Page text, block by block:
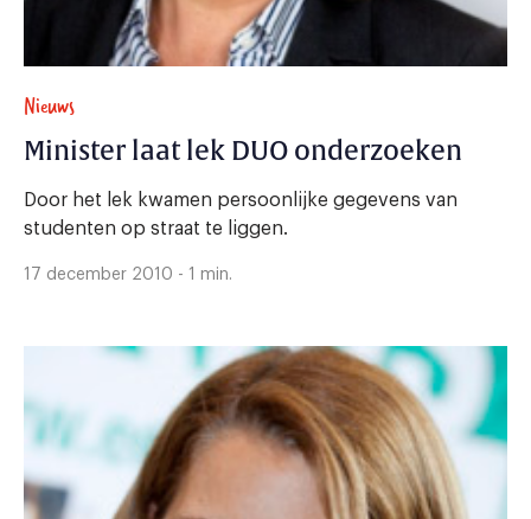
Nieuws
Minister laat lek DUO onderzoeken
Door het lek kwamen persoonlijke gegevens van
studenten op straat te liggen.
17 december 2010 - 1 min.